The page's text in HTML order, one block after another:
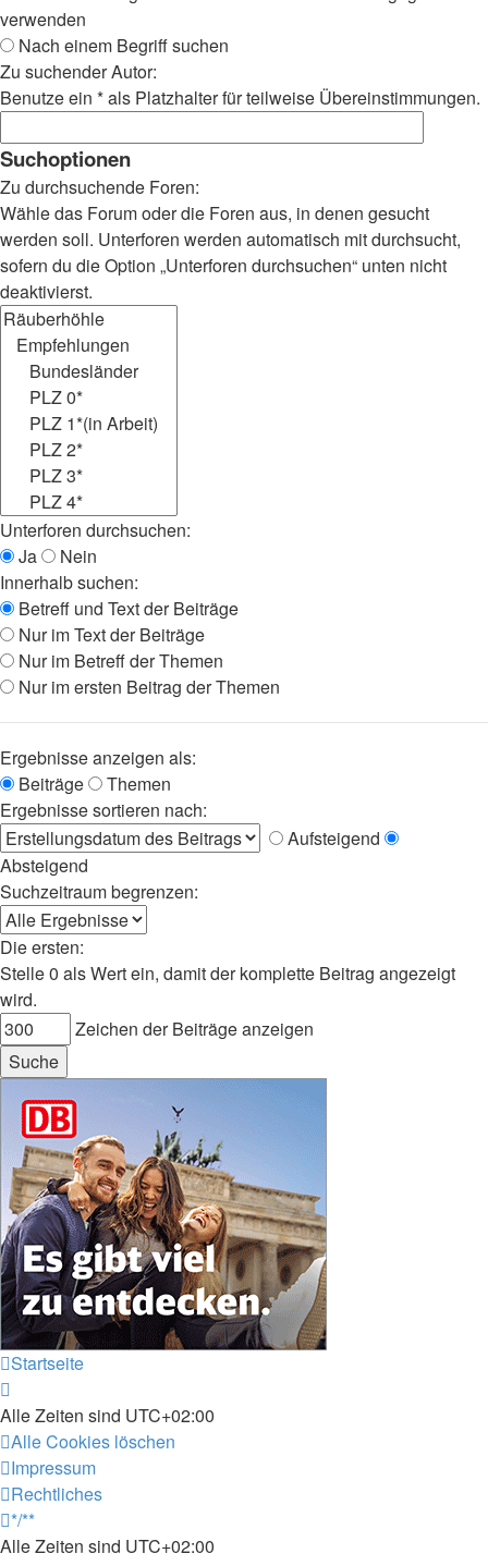
verwenden
Nach einem Begriff suchen
Zu suchender Autor:
Benutze ein * als Platzhalter für teilweise Übereinstimmungen.
Suchoptionen
Zu durchsuchende Foren:
Wähle das Forum oder die Foren aus, in denen gesucht
werden soll. Unterforen werden automatisch mit durchsucht,
sofern du die Option „Unterforen durchsuchen“ unten nicht
deaktivierst.
Unterforen durchsuchen:
Ja
Nein
Innerhalb suchen:
Betreff und Text der Beiträge
Nur im Text der Beiträge
Nur im Betreff der Themen
Nur im ersten Beitrag der Themen
Ergebnisse anzeigen als:
Beiträge
Themen
Ergebnisse sortieren nach:
Aufsteigend
Absteigend
Suchzeitraum begrenzen:
Die ersten:
Stelle 0 als Wert ein, damit der komplette Beitrag angezeigt
wird.
Zeichen der Beiträge anzeigen
Startseite
Alle Zeiten sind UTC+02:00
Alle Cookies löschen
Impressum
Rechtliches
*/**
Alle Zeiten sind UTC+02:00